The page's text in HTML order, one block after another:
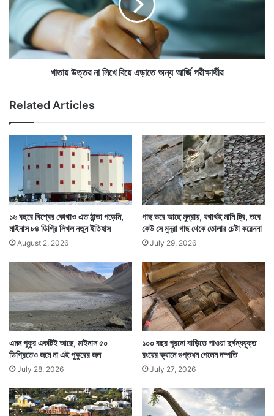
ইন্টারনেট বলে কিছু নেই এখানে। তাই ল্যাপটপ বা কিছু সঙ্গে এনে
যদি কেউ ভাবেন ইন্টারনেটে সকলের সঙ্গে যোগাযোগ রাখবেন বা
তারওপর এখানে কাজ করতে গেলে কেবল চিঠি গুনলেই চলবে না,
গুনতে হবে পেঙ্গুইনও। এই পোস্ট অফিসটির নামই পেঙ্গুইন পোস্ট
অফিস। এখানে বসবাস করে এমন পেঙ্গুইনদের সংখ্যা গুনতে হবে
ডাককর্মীকে।
ন
না
,
ঘু
ম
ন
তু
ন
শ
ত্ত
র
না
লি
খে
ড়া
তে
অ
রী
ক্ষা
র্থী
র
খাতায় উত্তর না লিখে বিয়ে এড়াতে অন্য আর্জি পরীক্ষার্থীর
Related Articles
১৬ বছরে বিশ্বের কোথাও এত ঠান্ডা পড়েনি,
মাইনাস ৮৪ ডিগ্রি লিখল নতুন ইতিহাস
August 2, 2026
গাছ ভরে আছে মুদ্রায়, যথার্থই মানি ট্রি, তবে
কেউ সে মুদ্রা গাছ থেকে তোলার চেষ্টা করেননা
July 29, 2026
এমন পুকুর একটিই আছে, মাইনাস ৫০
ডিগ্রিতেও জমে না এই পুকুরের জল
July 28, 2026
১০০ বছর পুরনো বাড়িতে পাওয়া দুর্গন্ধযুক্ত
রংয়ের ক্যানে গুপ্তধন পেলেন দম্পতি
July 27, 2026